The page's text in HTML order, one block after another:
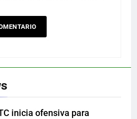
inicia ofensiva para